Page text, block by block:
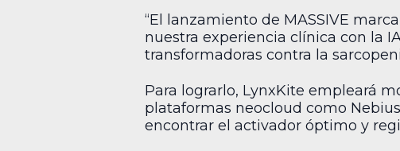
“El lanzamiento de MASSIVE
nuestra experiencia clínica con la
transformadoras contra la
Para lograrlo, LynxKite empleará
plataformas neocloud como
encontrar el activador óptimo y